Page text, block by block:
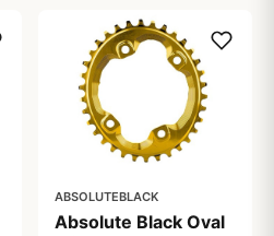
ABSOLUTEBLACK
Absolute Black Oval